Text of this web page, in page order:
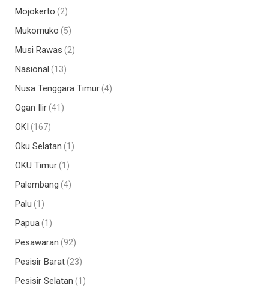
Mojokerto (2)
Mukomuko (5)
Musi Rawas (2)
Nasional (13)
Nusa Tenggara Timur(4)
Ogan Ilir(41)
OKI (167)
Oku Selatan (1)
OKU Timur(1)
Palembang (4)
Palu (1)
Papua(1)
Pesawaran (92)
Pesisir Barat(23)
Pesisir Selatan (1)